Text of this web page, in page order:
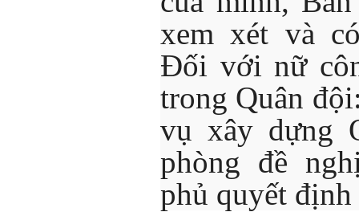
xem xét và
Đối với nữ
trong Quân
vụ xây dựng
phòng đề
phủ quyết